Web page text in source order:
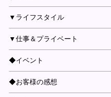
▼ライフスタイル
▼仕事＆プライベート
◆イベント
◆お客様の感想